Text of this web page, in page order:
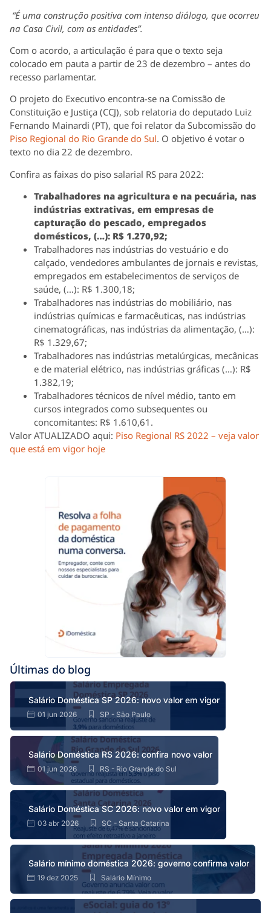
“É uma construção positiva com intenso diálogo, que ocorreu
na Casa Civil, com as entidades”.
Com o acordo, a articulação é para que o texto seja
colocado em pauta a partir de 23 de dezembro – antes do
recesso parlamentar.
O projeto do Executivo encontra-se na Comissão de
Constituição e Justiça (CCJ), sob relatoria do deputado Luiz
Fernando Mainardi (PT), que foi relator da Subcomissão do
Piso Regional do Rio Grande do Sul. O objetivo é votar o
texto no dia 22 de dezembro.
Confira as faixas do piso salarial RS para 2022:
Trabalhadores na agricultura e na pecuária, nas
indústrias extrativas, em empresas de
capturação do pescado, empregados
domésticos, (…): R$ 1.270,92;
Trabalhadores nas indústrias do vestuário e do
calçado, vendedores ambulantes de jornais e revistas,
empregados em estabelecimentos de serviços de
saúde, (…): R$ 1.300,18;
Trabalhadores nas indústrias do mobiliário, nas
indústrias químicas e farmacêuticas, nas indústrias
cinematográficas, nas indústrias da alimentação, (…):
R$ 1.329,67;
Trabalhadores nas indústrias metalúrgicas, mecânicas
e de material elétrico, nas indústrias gráficas (…): R$
1.382,19;
Trabalhadores técnicos de nível médio, tanto em
cursos integrados como subsequentes ou
concomitantes: R$ 1.610,61.
Valor ATUALIZADO aqui: Piso Regional RS 2022 – veja valor
que está em vigor hoje
Últimas do blog
Salário Doméstica SP 2026: novo valor em vigor
01 jun 2026 SP - São Paulo
Salário Doméstica RS 2026: confira novo valor
01 jun 2026 RS - Rio Grande do Sul
Salário Doméstica SC 2026: novo valor em vigor
03 abr 2026 SC - Santa Catarina
Salário mínimo doméstica 2026: governo confirma valor
19 dez 2025 Salário Mínimo